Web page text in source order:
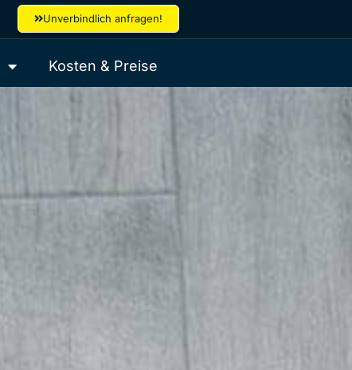
Unverbindlich anfragen!
Kosten & Preise